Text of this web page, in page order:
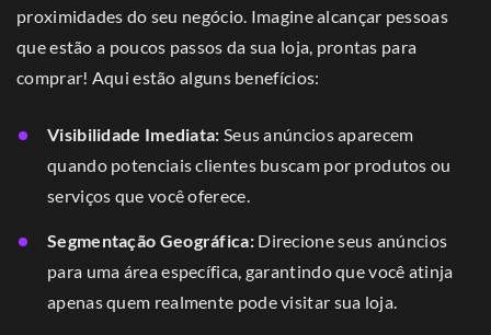
proximidades do seu negócio. Imagine alcançar pessoas
que estão a poucos passos da sua loja, prontas para
comprar! Aqui estão alguns benefícios:
Visibilidade Imediata: Seus anúncios aparecem
quando potenciais clientes buscam por produtos ou
serviços que você oferece.
Segmentação Geográfica:Direcione seus anúncios
para uma área específica, garantindo que você atinja
apenas quem realmente pode visitar sua loja.